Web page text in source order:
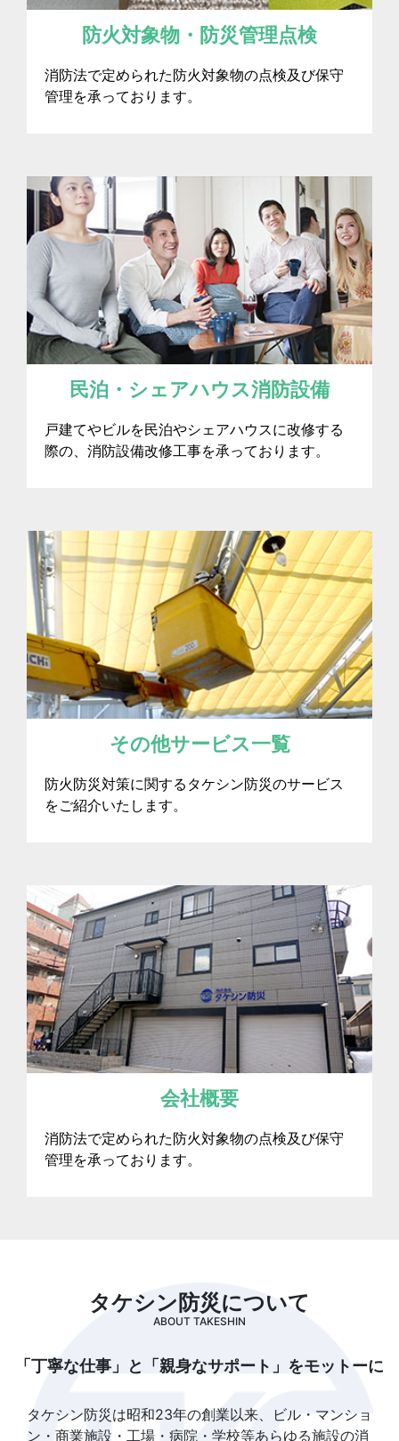
防火対象物・防災管理点検
消防法で定められた防火対象物の点検及び保守
管理を承っております。
民泊・シェアハウス消防設備
戸建てやビルを民泊やシェアハウスに改修する
際の、消防設備改修工事を承っております。
その他サービス一覧
防火防災対策に関するタケシン防災のサービス
をご紹介いたします。
会社概要
消防法で定められた防火対象物の点検及び保守
管理を承っております。
タケシン防災について
ABOUT TAKESHIN
「丁寧な仕事」と「親身なサポート」をモットーに
タケシン防災は昭和23年の創業以来、ビル・マンショ
ン・商業施設・工場・病院・学校等あらゆる施設の消